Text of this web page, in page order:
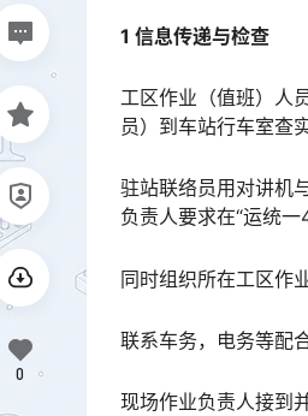
1 信息传递与检查
工区作业（值班）人
员）到车站行车室查
驻站联络员用对讲机
负责人要求在“运统
同时组织所在工区作
联系车务，电务等配
现场作业负责人接到
0